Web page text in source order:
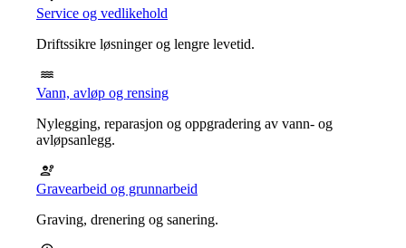
Service og vedlikehold
Driftssikre løsninger og lengre levetid.
Vann, avløp og rensing
Nylegging, reparasjon og oppgradering av vann- og
avløpsanlegg.
Gravearbeid og grunnarbeid
Graving, drenering og sanering.